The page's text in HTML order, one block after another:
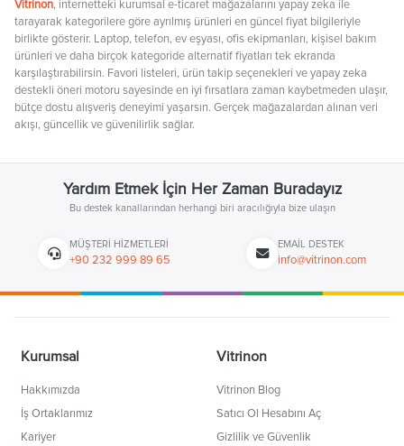
Vitrinon, internetteki kurumsal e-ticaret mağazalarını yapay zeka ile
tarayarak kategorilere göre ayrılmış ürünleri en güncel fiyat bilgileriyle
birlikte gösterir. Laptop, telefon, ev eşyası, ofis ekipmanları, kişisel bakım
ürünleri ve daha birçok kategoride alternatif fiyatları tek ekranda
karşılaştırabilirsin. Favori listeleri, ürün takip seçenekleri ve yapay zeka
destekli öneri motoru sayesinde en iyi fırsatlara zaman kaybetmeden ulaşır,
bütçe dostu alışveriş deneyimi yaşarsın. Gerçek mağazalardan alınan veri
akışı, güncellik ve güvenilirlik sağlar.
Yardım Etmek İçin Her Zaman Buradayız
Bu destek kanallarından herhangi biri aracılığıyla bize ulaşın
MÜŞTERI HIZMETLERI
+90 232 999 89 65
EMAIL DESTEK
info@vitrinon.com
Kurumsal
Hakkımızda
İş Ortaklarımız
Kariyer
Vitrinon
Vitrinon Blog
Satıcı Ol Hesabını Aç
Gizlilik ve Güvenlik